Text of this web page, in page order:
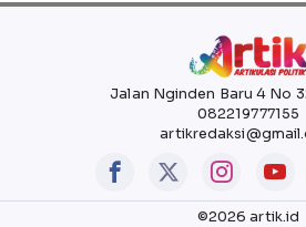
Jalan Nginden Baru 4 No
082219777155
©2026 artik.id